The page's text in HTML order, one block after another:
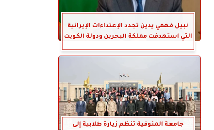
نبيل فهمي يدين تجدد الإعتداءات الإيرانية
التي استهدفت مملكة البحرين ودولة الكويت
جامعة المنوفية تنظم زيارة طلابية إلى